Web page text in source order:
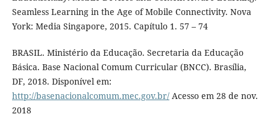
Seamless Learning in the Age of Mobile Connectivity. Nova
York: Media Singapore, 2015. Capítulo 1. 57 – 74
BRASIL. Ministério da Educação. Secretaria da Educação
Básica. Base Nacional Comum Curricular (BNCC). Brasília,
DF, 2018. Disponível em:
http://basenacionalcomum.mec.gov.br/Acesso em 28 de nov.
2018